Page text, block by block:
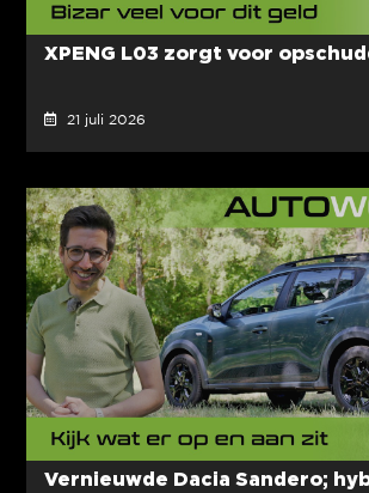
XPENG L03 zorgt voor
21 juli 2026
Vernieuwde Dacia Sandero;